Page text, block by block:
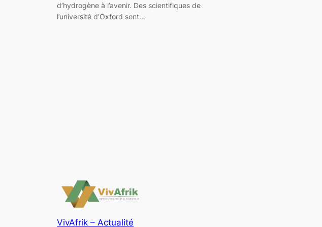
d’hydrogène à l’avenir. Des scientifiques de
l’université d’Oxford sont…
VivAfrik – Actualité